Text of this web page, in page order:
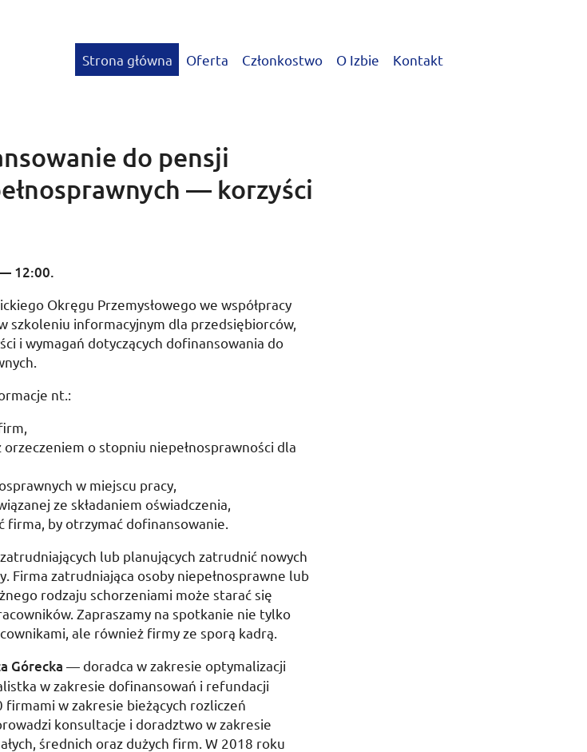
Strona główna Oferta Członkostwo O Izbie Kontakt
do pensji
— korzyści
12:00.
Okręgu Przemysłowego we współpracy
szkoleniu informacyjnym dla przedsiębiorców,
i wymagań dotyczących dofinansowania do
nt. :
o stopniu niepełnosprawności dla
w miejscu pracy,
ze składaniem oświadczenia,
firma, by otrzymać dofinansowanie.
lub planujących zatrudnić nowych
Firma zatrudniająca osoby niepełnosprawne lub
rodzaju schorzeniami może starać się
Zapraszamy na spotkanie nie tylko
ale również firmy ze sporą kadrą.
Górecka — doradca w zakresie optymalizacji
w zakresie dofinansowań i refundacji
firmami w zakresie bieżących rozliczeń
konsultacje i doradztwo w zakresie
średnich oraz dużych firm. W 2018 roku